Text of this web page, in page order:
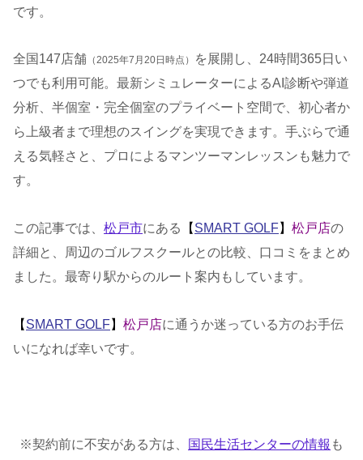
です。
全国147店舗 （2025年7月20日時点）
を展開し、24時間365日い
つでも利用可能。最新シミュレーターによるAI診断や弾道
分析、半個室・完全個室のプライベート空間で、初心者か
ら上級者まで理想のスイングを実現できます。手ぶらで通
える気軽さと、プロによるマンツーマンレッスンも魅力で
す。
この記事では、 松戸市にある 【 SMART GOLF】 松戸店の
詳細と、周辺のゴルフスクールとの比較、口コミをまとめ
ました。最寄り駅からのルート案内もしています。
【 SMART GOLF】 松戸店に通うか迷っている方のお手伝
いになれば幸いです。
※契約前に不安がある方は、 国民生活センターの情報 も